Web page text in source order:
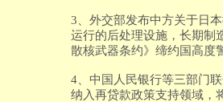
3、外交部发布中方关于日
运行的后处理设施，长期制
散核武器条约》缔约国高度
4、中国人民银行等三部门
纳入再贷款政策支持领域，